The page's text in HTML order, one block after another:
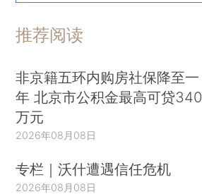
推荐阅读
非京籍五环内购房社保降至一
年 北京市公积金最高可贷340
万元
2026年08月08日
专栏｜沃什遭遇信任危机
2026年08月08日